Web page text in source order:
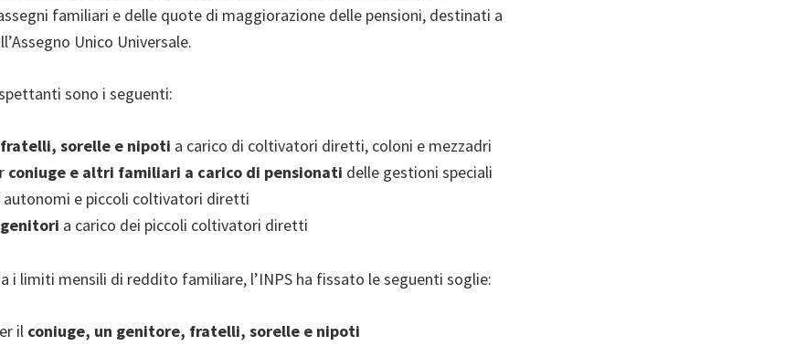
familiari e delle quote di maggiorazione delle pensioni, destinati a
Unico Universale.
sono i seguenti:
fratelli, sorelle e nipoti a carico di coltivatori diretti, coloni e mezzadri
coniuge e altri familiari a carico di pensionati delle gestioni speciali
autonomi e piccoli coltivatori diretti
genitori a carico dei piccoli coltivatori diretti
i limiti mensili di reddito familiare, l’INPS ha fissato le seguenti soglie:
il coniuge, un genitore, fratelli, sorelle e nipoti